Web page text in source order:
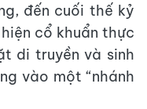
đến cuối thế kỷ
cổ khuẩn thực
di truyền và sinh
vào một “nhánh